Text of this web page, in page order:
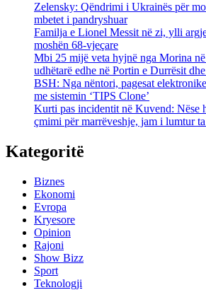
Zelensky: Qëndrimi i Ukrainës për
mbetet i pandryshuar
Familja e Lionel Messit në zi, ylli
moshën 68-vjeçare
Mbi 25 mijë veta hyjnë nga Morina
udhëtarë edhe në Portin e Durrësit
BSH: Nga nëntori, pagesat
me sistemin ‘TIPS Clone’
Kurti pas incidentit në Kuvend: Nëse
çmimi për marrëveshje, jam i lumtur
Kategoritë
Biznes
Ekonomi
Evropa
Kryesore
Opinion
Rajoni
Show Bizz
Sport
Teknologji